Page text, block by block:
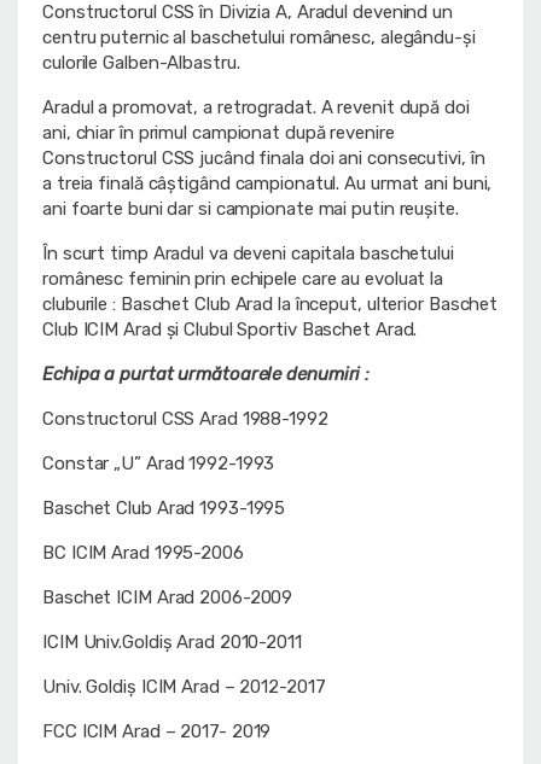
Constructorul CSS în Divizia A, Aradul devenind un
centru puternic al baschetului românesc, alegându-şi
culorile Galben-Albastru.
Aradul a promovat, a retrogradat. A revenit după doi
ani, chiar în primul campionat după revenire
Constructorul CSS jucând finala doi ani consecutivi, în
a treia finală câştigând campionatul. Au urmat ani buni,
ani foarte buni dar si campionate mai putin reuşite.
În scurt timp Aradul va deveni capitala baschetului
românesc feminin prin echipele care au evoluat la
cluburile : Baschet Club Arad la început, ulterior Baschet
Club ICIM Arad şi Clubul Sportiv Baschet Arad.
Echipa a purtat următoarele denumiri :
Constructorul CSS Arad 1988-1992
Constar „U” Arad 1992-1993
Baschet Club Arad 1993-1995
BC ICIM Arad 1995-2006
Baschet ICIM Arad 2006-2009
ICIM Univ.Goldiş Arad 2010-2011
Univ. Goldiș ICIM Arad – 2012-2017
FCC ICIM Arad – 2017- 2019